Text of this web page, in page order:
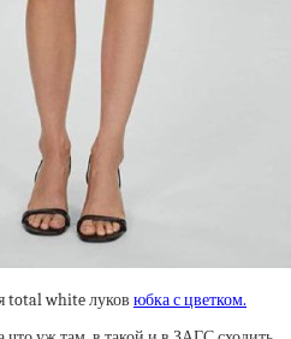
total white луков юбка с цветком.